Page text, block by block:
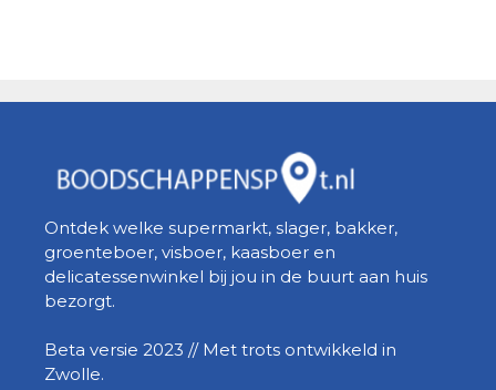
Ontdek welke supermarkt, slager, bakker,
groenteboer, visboer, kaasboer en
delicatessenwinkel bij jou in de buurt aan huis
bezorgt.
Beta versie 2023 // Met trots ontwikkeld in
Zwolle.